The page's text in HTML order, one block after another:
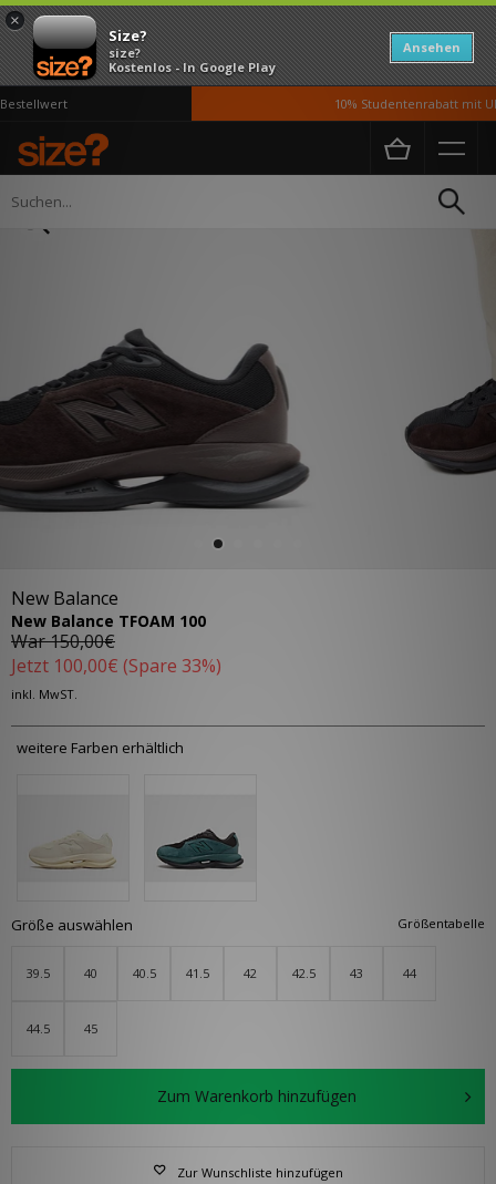
×
Size?
size?
Kostenlos - In Google Play
Ansehen
10% Studentenrabatt mit
Home Herren
New Balance
New Balance TFOAM 100
War150,00€
Jetzt 100,00€ (Spare 33%)
inkl. MwST.
weitere Farben erhältlich
Größentabelle
Größe auswählen
39.5 40 40.5 41.5 42 42.5 43 44
44.5 45
Zum Warenkorb hinzufügen
Zur Wunschliste hinzufügen